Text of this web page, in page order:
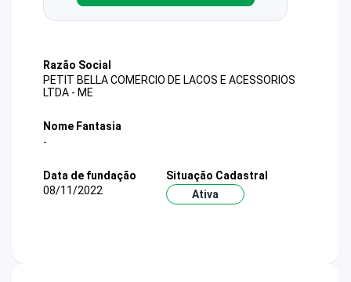
Razão Social
PETIT BELLA COMERCIO DE LACOS E ACESSORIOS
LTDA - ME
Nome Fantasia
-
Data de fundação
08/11/2022
Situação Cadastral
Ativa